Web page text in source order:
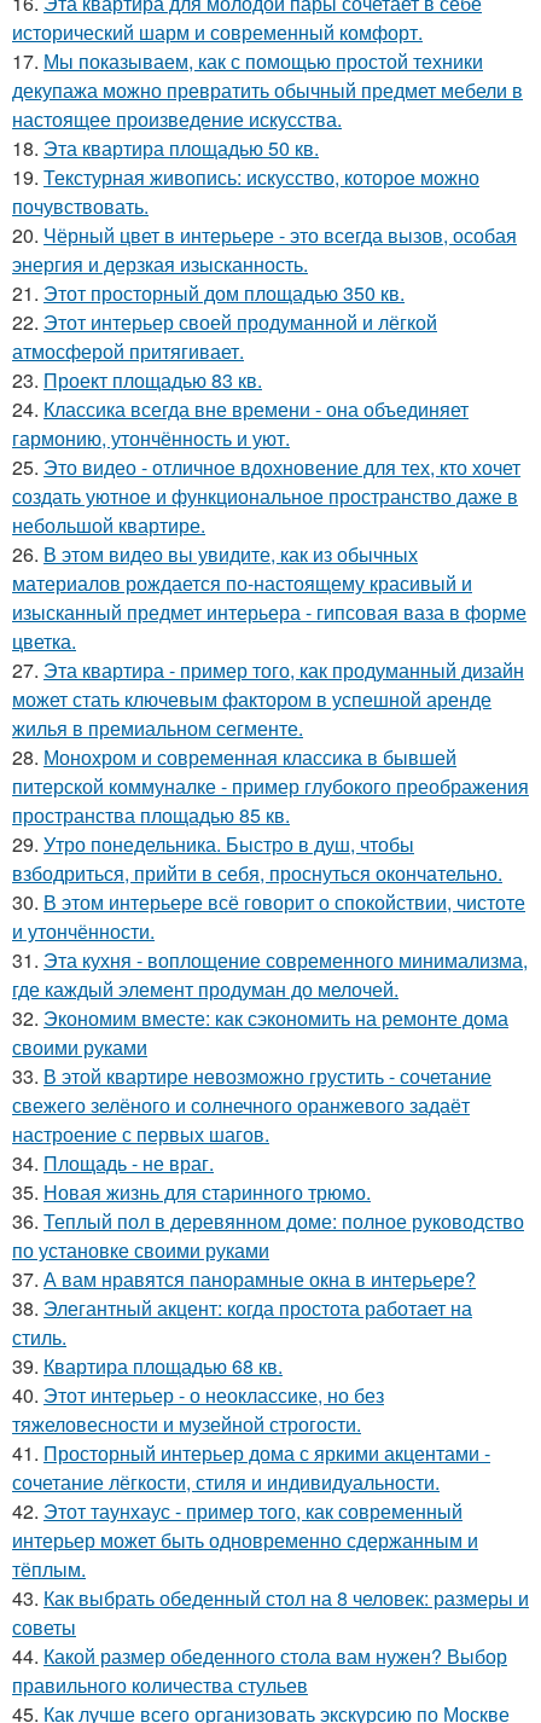
исторический шарм и современный комфорт.
17. Мы показываем, как с помощью простой техники
декупажа можно превратить обычный предмет мебели в
настоящее произведение искусства.
18. Эта квартира площадью 50 кв.
19. Текстурная живопись: искусство, которое можно
почувствовать.
20. Чёрный цвет в интерьере - это всегда вызов, особая
энергия и дерзкая изысканность.
21. Этот просторный дом площадью 350 кв.
22. Этот интерьер своей продуманной и лёгкой
атмосферой притягивает.
23. Проект площадью 83 кв.
24. Классика всегда вне времени - она объединяет
гармонию, утончённость и уют.
25. Это видео - отличное вдохновение для тех, кто хочет
создать уютное и функциональное пространство даже в
небольшой квартире.
26. В этом видео вы увидите, как из обычных
материалов рождается по-настоящему красивый и
изысканный предмет интерьера - гипсовая ваза в форме
цветка.
27. Эта квартира - пример того, как продуманный дизайн
может стать ключевым фактором в успешной аренде
жилья в премиальном сегменте.
28. Монохром и современная классика в бывшей
питерской коммуналке - пример глубокого преображения
пространства площадью 85 кв.
29. Утро понедельника. Быстро в душ, чтобы
взбодриться, прийти в себя, проснуться окончательно.
30. В этом интерьере всё говорит о спокойствии, чистоте
и утончённости.
31. Эта кухня - воплощение современного минимализма,
где каждый элемент продуман до мелочей.
32. Экономим вместе: как сэкономить на ремонте дома
своими руками
33. В этой квартире невозможно грустить - сочетание
свежего зелёного и солнечного оранжевого задаёт
настроение с первых шагов.
34. Площадь - не враг.
35. Новая жизнь для старинного трюмо.
36. Теплый пол в деревянном доме: полное руководство
по установке своими руками
37. А вам нравятся панорамные окна в интерьере?
38. Элегантный акцент: когда простота работает на
стиль.
39. Квартира площадью 68 кв.
40. Этот интерьер - о неоклассике, но без
тяжеловесности и музейной строгости.
41. Просторный интерьер дома с яркими акцентами -
сочетание лёгкости, стиля и индивидуальности.
42. Этот таунхаус - пример того, как современный
интерьер может быть одновременно сдержанным и
тёплым.
43. Как выбрать обеденный стол на 8 человек: размеры и
советы
44. Какой размер обеденного стола вам нужен? Выбор
правильного количества стульев
45. Как лучше всего организовать экскурсию по Москве